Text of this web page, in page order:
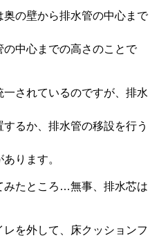
の壁から排水管の中心まで
中心までの高さのことで
されているのですが、排水
るか、排水管の移設を行う
ります。
みたところ…無事、排水芯は
を外して、床クッションフ